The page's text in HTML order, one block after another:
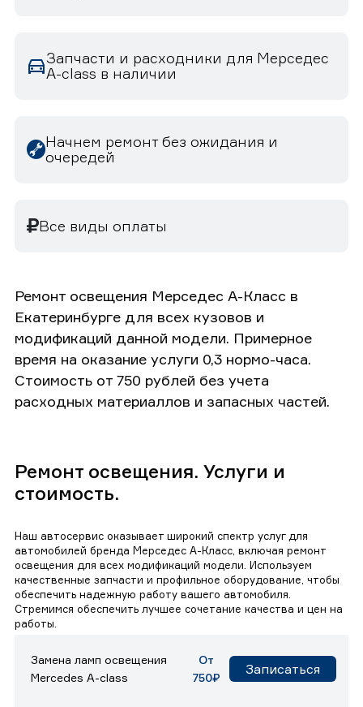
Запчасти и расходники для Мерседес
A-class в наличии
Начнем ремонт без ожидания и
очередей
Все виды оплаты
Ремонт освещения Мерседес А-Класс в
Екатеринбурге для всех кузовов и
модификаций данной модели. Примерное
время на оказание услуги 0,3 нормо-часа.
Стоимость от 750 рублей без учета
расходных материаллов и запасных частей.
Ремонт освещения. Услуги и
стоимость.
Наш автосервис оказывает широкий спектр услуг для
автомобилей бренда Мерседес А-Класс, включая ремонт
освещения для всех модификаций модели. Используем
качественные запчасти и профильное оборудование, чтобы
обеспечить надежную работу вашего автомобиля.
Стремимся обеспечить лучшее сочетание качества и цен на
работы.
Замена ламп освещения
Mercedes A-class
От
750₽
Записаться